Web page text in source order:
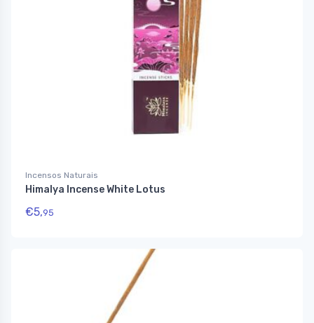
Incensos Naturais
Himalya Incense White Lotus
€5,95